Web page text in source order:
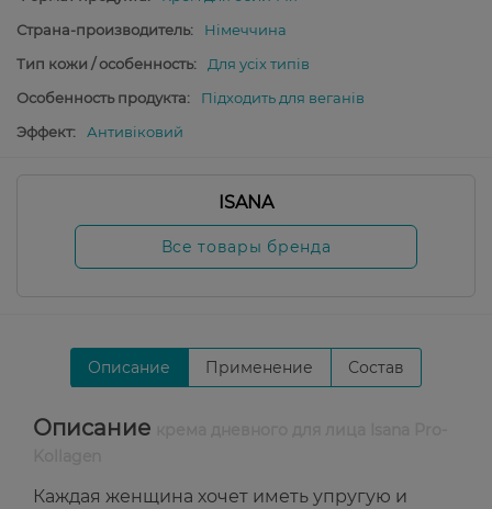
Страна-производитель:
Німеччина
Тип кожи / особенность:
Для усіх типів
Особенность продукта:
Підходить для веганів
Эффект:
Антивіковий
ISANA
Все товары бренда
Описание Применение Состав
Описание
Каждая женщина хочет иметь упругую и